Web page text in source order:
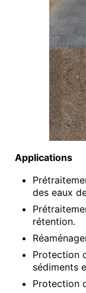
Applications
des eaux
rétention.
Protection
sédiments
Protection